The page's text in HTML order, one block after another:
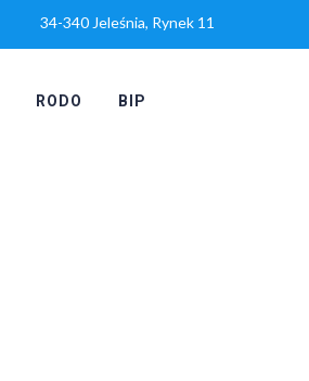
34-340 Jeleśnia, Rynek 11
RODO BIP